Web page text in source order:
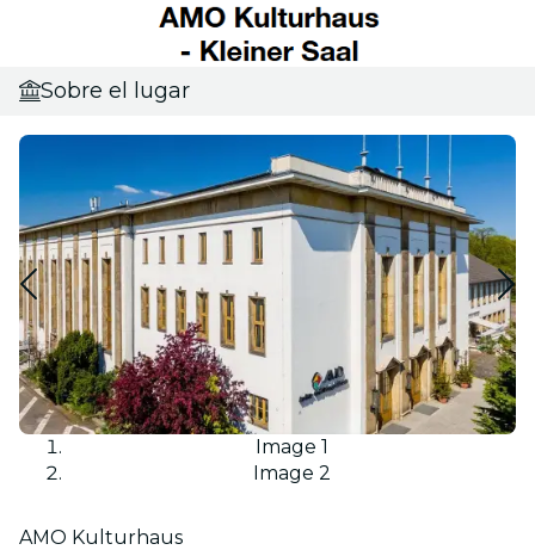
Sobre el lugar
Image 1
Image 2
AMO Kulturhaus